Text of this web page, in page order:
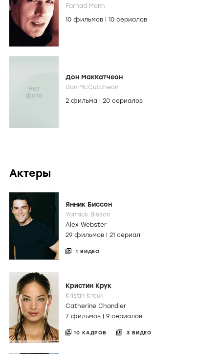
Farhad Mann
10 фильмов
10 сериалов
Дон МакКатчеон
Don McCutcheon
2 фильма
20 сериалов
Актеры
Янник Биссон
Yannick Bisson
Alex Webster
29 фильмов | 21 сериал
1 ВИДЕО
Кристин Крук
Kristin Kreuk
Catherine Chandler
7 фильмов | 9 сериалов
10 КАДРОВ 3 ВИДЕО